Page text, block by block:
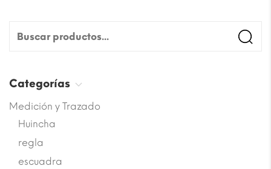
Categorías
Medición y Trazado
Huincha
regla
escuadra